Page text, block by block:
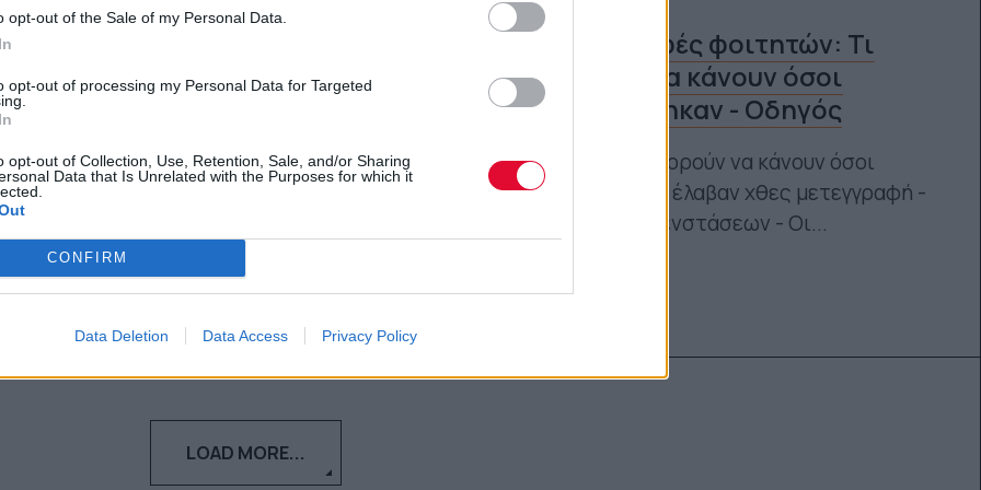
opt-out of the Sale of my Personal Data.
opt-out of processing my Personal Data for Targeted
opt-out of Collection, Use, Retention, Sale, and/or Sharing
Data that Is Unrelated with the Purposes for which it
CONFIRM
Data Deletion Data Access Privacy Policy
την «πίσω πόρτα» την εξίσωση
την εξίσωση των επαγγελματ...
26.11.2021
Μετεγγραφές φοιτητών: Τι
μπορούν να κάνουν όσοι
απορρίφθηκαν - Οδηγός
Οδηγός: Τι μπορούν να κάνουν όσοι
φοιτητές ΔΕΝ έλαβαν χθες μετεγγραφή -
Η διαδικασία ενστάσεων - Οι...
LOAD MORE...